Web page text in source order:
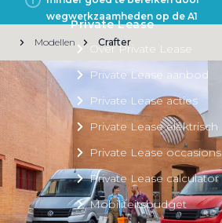
Private Lease
Over Private Lease
Private Lease aanbod
Private Lease acties
Private Lease elektrisch
Private Lease occasions
Private Lease calculator
Mobiliteitsbudget
wegwerkzaamheden op de A1
Modellen Crafter